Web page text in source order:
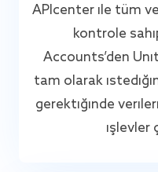
APIcenter ile tüm
kontrole
Accounts’den
tam olarak
gerektiğinde
işlevler